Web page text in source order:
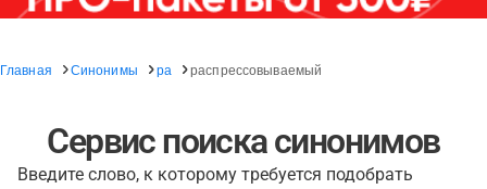
Главная Синонимы ра распрессовываемый
Сервис поиска синонимов
Введите слово, к которому требуется подобрать